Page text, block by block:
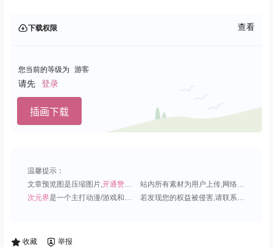
下载权限 查看
您当前的等级为 游客
请先 登录
插画下载
温馨提示：
文章预览图是压缩图片,开通赞助会员 可免费下载超清原图;
站内所有素材为用户上传,网络分享或原创,请勿用于商业用途;
次元界是一个主打动漫/游戏和虚拟偶像角色的插画壁纸平台; 若发现您的权益被侵害,请联系QQ1815919191,我们尽快处理.
收藏 举报